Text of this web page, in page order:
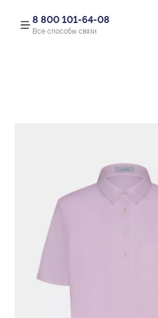
8 800 101-64-08
Все способы связи